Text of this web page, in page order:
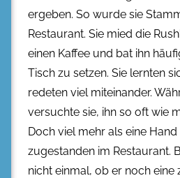
ergeben. So wurde sie
Restaurant. Sie mied die
einen Kaffee und bat ihn
Tisch zu setzen. Sie lernten
redeten viel miteinander.
versuchte sie, ihn so oft wie
Doch viel mehr als eine Hand
zugestanden im Restaurant.
nicht einmal, ob er noch eine